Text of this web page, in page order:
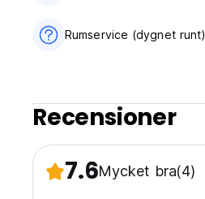
Rumservice (dygnet runt)
Recensioner
7.6Mycket bra(4)